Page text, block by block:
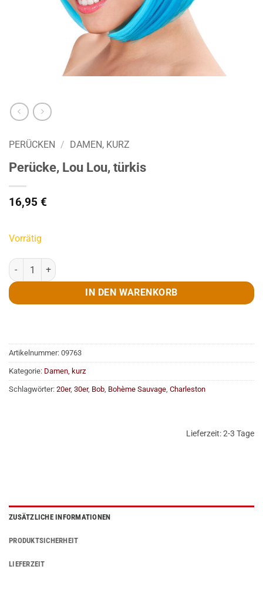
PERÜCKEN / DAMEN, KURZ
Perücke, Lou Lou, türkis
16,95 €
Vorrätig
Perücke, Lou Lou, türkis Menge
IN DEN WARENKORB
Artikelnummer: 09763
Kategorie: Damen, kurz
Schlagwörter: 20er, 30er, Bob, Bohème Sauvage, Charleston
Lieferzeit:2-3 Tage
ZUSÄTZLICHE INFORMATIONEN
PRODUKTSICHERHEIT
LIEFERZEIT